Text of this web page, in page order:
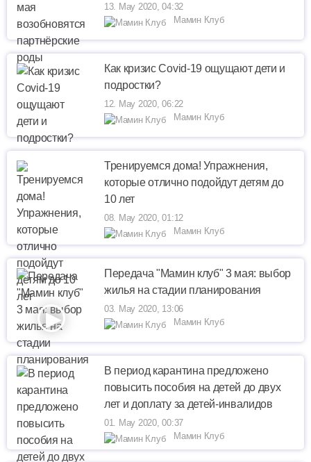
13. May 2020, 04:32
Мамин Клуб
Как кризис Covid-19 ощущают дети и
подростки?
12. May 2020, 06:22
Мамин Клуб
Тренируемся дома! Упражнения,
которые отлично подойдут детям до
10 лет
08. May 2020, 01:12
Мамин Клуб
Передача "Мамин клуб" 3 мая: выбор
жилья на стадии планирования
03. May 2020, 13:06
Мамин Клуб
В период карантина предложено
повысить пособия на детей до двух
лет и доплату за детей-инвалидов
01. May 2020, 00:37
Мамин Клуб